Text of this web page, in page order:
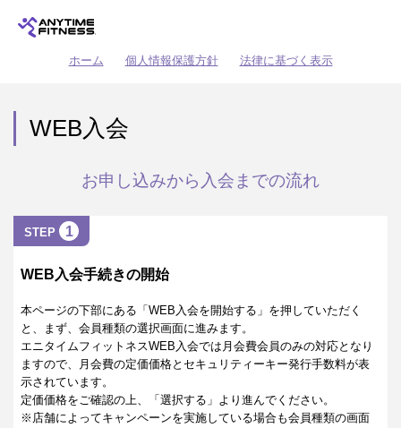
ホーム 個人情報保護方針 法律に基づく表示
WEB入会
お申し込みから入会までの流れ
STEP 1
WEB入会手続きの開始
本ページの下部にある「WEB入会を開始する」を押していただく
と、まず、会員種類の選択画面に進みます。
エニタイムフィットネスWEB入会では月会費会員のみの対応となり
ますので、月会費の定価価格とセキュリティーキー発行手数料が表
示されています。
定価価格をご確認の上、「選択する」より進んでください。
※店舗によってキャンペーンを実施している場合も会員種類の画面